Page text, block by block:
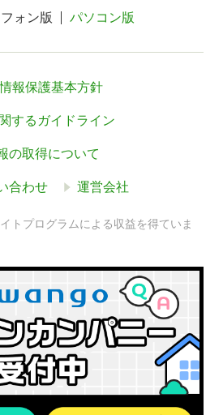
ォン版 パソコン版
報保護基本方針
するガイドライン
の取得について
合わせ 運営会社
トプログラムによる収益を得ていま